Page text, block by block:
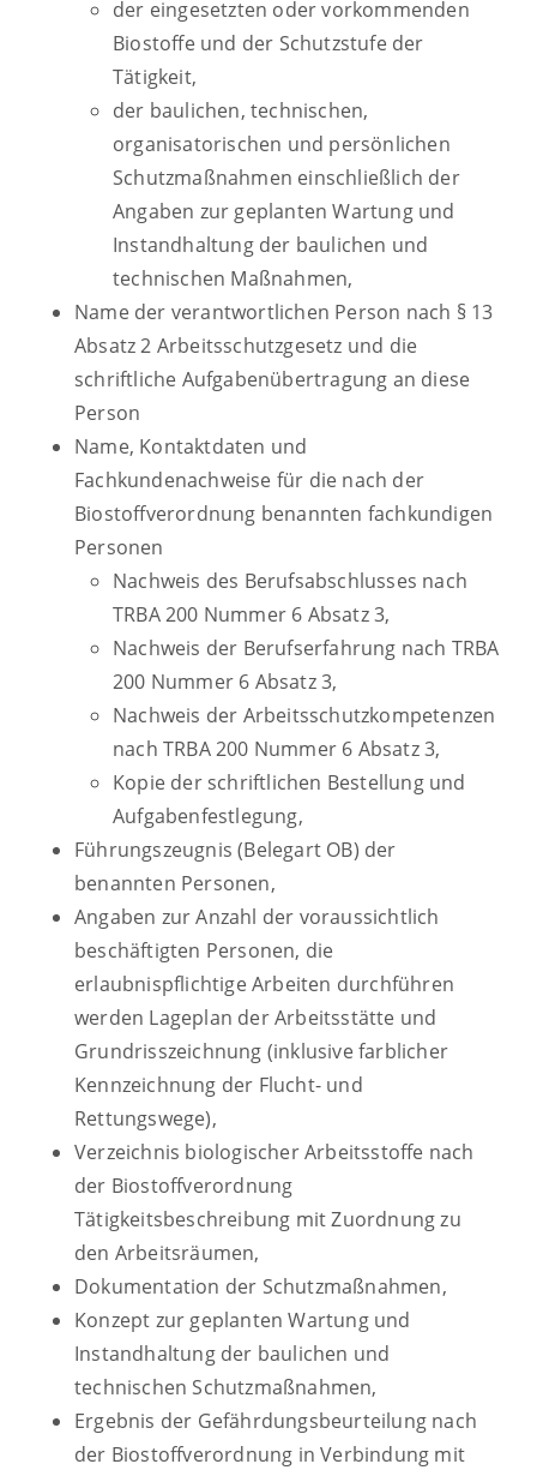
der eingesetzten oder vorkommenden
Biostoffe und der Schutzstufe der
Tätigkeit,
der baulichen, technischen,
organisatorischen und persönlichen
Schutzmaßnahmen einschließlich der
Angaben zur geplanten Wartung und
Instandhaltung der baulichen und
technischen Maßnahmen,
Name der verantwortlichen Person nach § 13
Absatz 2 Arbeitsschutzgesetz und die
schriftliche Aufgabenübertragung an diese
Person
Name, Kontaktdaten und
Fachkundenachweise für die nach der
Biostoffverordnung benannten fachkundigen
Personen
Nachweis des Berufsabschlusses nach
TRBA 200 Nummer 6 Absatz 3,
Nachweis der Berufserfahrung nach TRBA
200 Nummer 6 Absatz 3,
Nachweis der Arbeitsschutzkompetenzen
nach TRBA 200 Nummer 6 Absatz 3,
Kopie der schriftlichen Bestellung und
Aufgabenfestlegung,
Führungszeugnis (Belegart OB) der
benannten Personen,
Angaben zur Anzahl der voraussichtlich
beschäftigten Personen, die
erlaubnispflichtige Arbeiten durchführen
werden Lageplan der Arbeitsstätte und
Grundrisszeichnung (inklusive farblicher
Kennzeichnung der Flucht- und
Rettungswege),
Verzeichnis biologischer Arbeitsstoffe nach
der Biostoffverordnung
Tätigkeitsbeschreibung mit Zuordnung zu
den Arbeitsräumen,
Dokumentation der Schutzmaßnahmen,
Konzept zur geplanten Wartung und
Instandhaltung der baulichen und
technischen Schutzmaßnahmen,
Ergebnis der Gefährdungsbeurteilung nach
der Biostoffverordnung in Verbindung mit